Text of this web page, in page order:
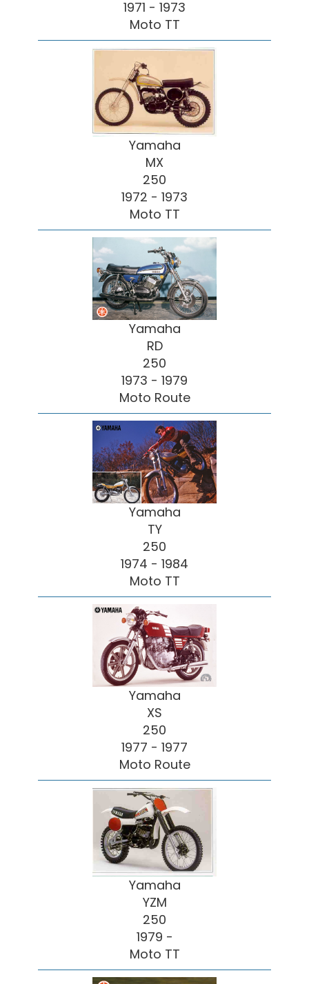
1971 - 1973
Moto TT
Yamaha
MX
250
1972 - 1973
Moto TT
Yamaha
RD
250
1973 - 1979
Moto Route
Yamaha
TY
250
1974 - 1984
Moto TT
Yamaha
XS
250
1977 - 1977
Moto Route
Yamaha
YZM
250
1979 -
Moto TT